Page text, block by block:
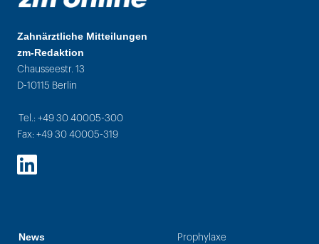
Zahnärztliche Mitteilungen
zm-Redaktion
Chausseestr. 13
D-10115 Berlin
Tel.: +49 30 40005-300
Fax: +49 30 40005-319
LinkedIn
News Prophylaxe